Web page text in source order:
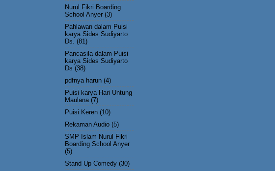
Nurul Fikri Boarding
School Anyer (3)
Pahlawan dalam Puisi
karya Sides Sudiyarto
Ds. (81)
Pancasila dalam Puisi
karya Sides Sudiyarto
Ds (38)
pdfnya harun (4)
Puisi karya Hari Untung
Maulana (7)
Puisi Keren (10)
Rekaman Audio (5)
SMP Islam Nurul Fikri
Boarding School Anyer
(5)
Stand Up Comedy (30)